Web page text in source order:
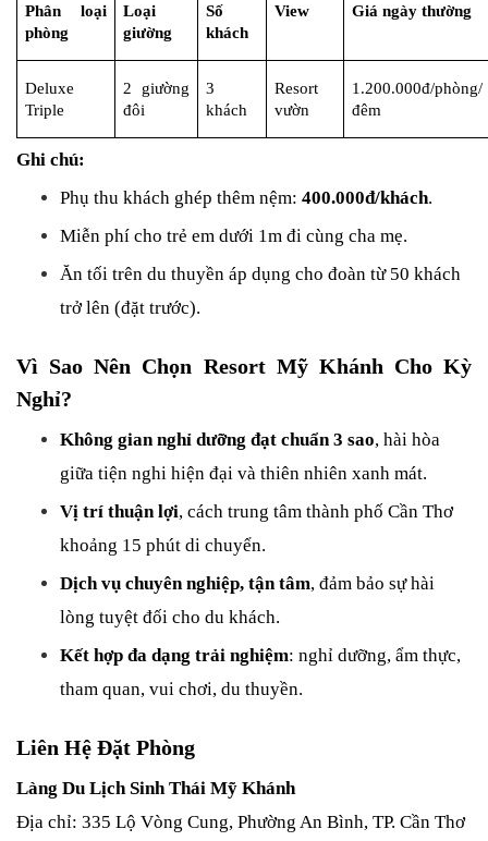
Phân loại
phòng
Loại
giường
Số
khách
View Giá ngày thường
Deluxe
Triple
2 giường
đôi
3
khách
Resort
vườn
1.200.000đ/phòng/
đêm
Ghi chú:
Phụ thu khách ghép thêm nệm: 400.000đ/khách.
Miễn phí cho trẻ em dưới 1m đi cùng cha mẹ.
Ăn tối trên du thuyền áp dụng cho đoàn từ 50 khách
trở lên (đặt trước).
Vì Sao Nên Chọn Resort Mỹ Khánh Cho Kỳ
Nghỉ?
Không gian nghỉ dưỡng đạt chuẩn 3 sao, hài hòa
giữa tiện nghi hiện đại và thiên nhiên xanh mát.
Vị trí thuận lợi, cách trung tâm thành phố Cần Thơ
khoảng 15 phút di chuyển.
Dịch vụ chuyên nghiệp, tận tâm, đảm bảo sự hài
lòng tuyệt đối cho du khách.
Kết hợp đa dạng trải nghiệm: nghỉ dưỡng, ẩm thực,
tham quan, vui chơi, du thuyền.
Liên Hệ Đặt Phòng
Làng Du Lịch Sinh Thái Mỹ Khánh
Địa chỉ: 335 Lộ Vòng Cung, Phường An Bình, TP. Cần Thơ